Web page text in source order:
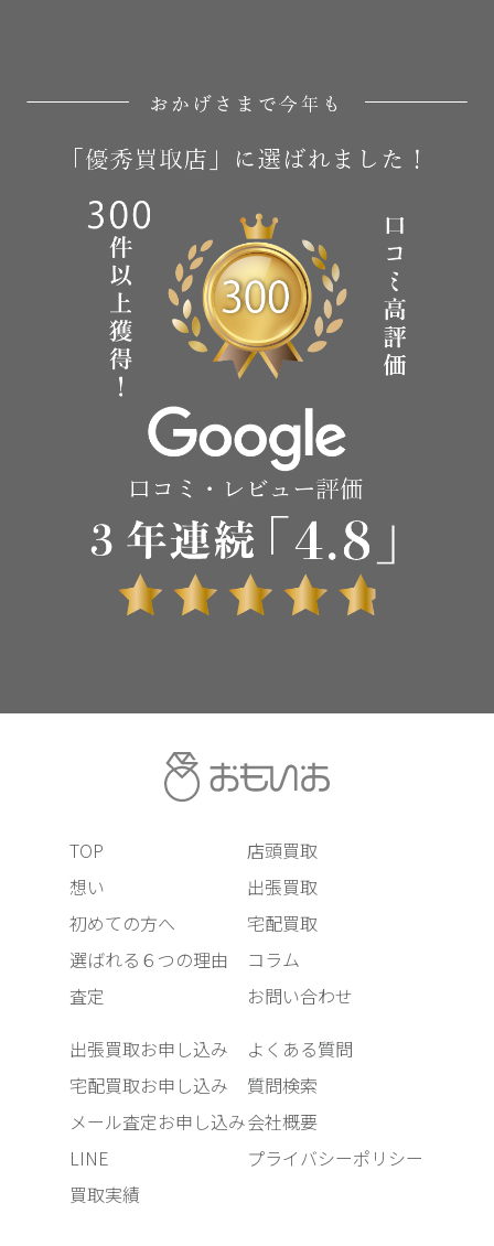
TOP
想い
初めての方へ
選ばれる６つの理由
査定
店頭買取
出張買取
宅配買取
コラム
お問い合わせ
出張買取お申し込み
宅配買取お申し込み
メール査定お申し込み
LINE
買取実績
よくある質問
質問検索
会社概要
プライバシーポリシー